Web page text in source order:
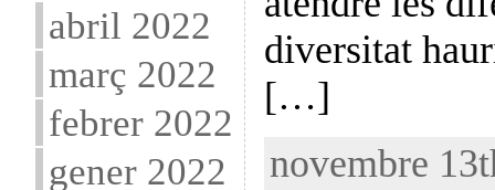
abril 2022
març 2022
febrer 2022
gener 2022
diversitat
[…]
novembre